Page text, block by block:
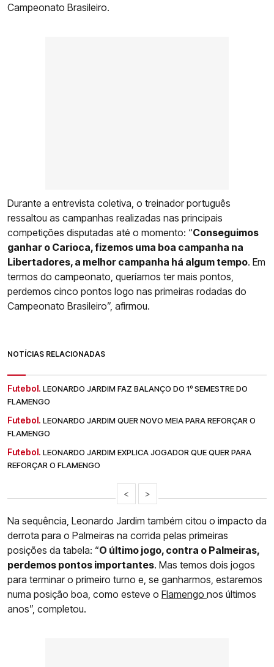
Campeonato Brasileiro.
Durante a entrevista coletiva, o treinador português
ressaltou as campanhas realizadas nas principais
competições disputadas até o momento: “Conseguimos
ganhar o Carioca, fizemos uma boa campanha na
Libertadores, a melhor campanha há algum tempo. Em
termos do campeonato, queríamos ter mais pontos,
perdemos cinco pontos logo nas primeiras rodadas do
Campeonato Brasileiro”, afirmou.
NOTÍCIAS RELACIONADAS
Futebol. LEONARDO JARDIM FAZ BALANÇO DO 1º SEMESTRE DO
FLAMENGO
Futebol. LEONARDO JARDIM QUER NOVO MEIA PARA REFORÇAR O
FLAMENGO
Futebol. LEONARDO JARDIM EXPLICA JOGADOR QUE QUER PARA
REFORÇAR O FLAMENGO
< >
Na sequência, Leonardo Jardim também citou o impacto da
derrota para o Palmeiras na corrida pelas primeiras
posições da tabela: “O último jogo, contra o Palmeiras,
perdemos pontos importantes. Mas temos dois jogos
para terminar o primeiro turno e, se ganharmos, estaremos
numa posição boa, como esteve o Flamengo nos últimos
anos”, completou.